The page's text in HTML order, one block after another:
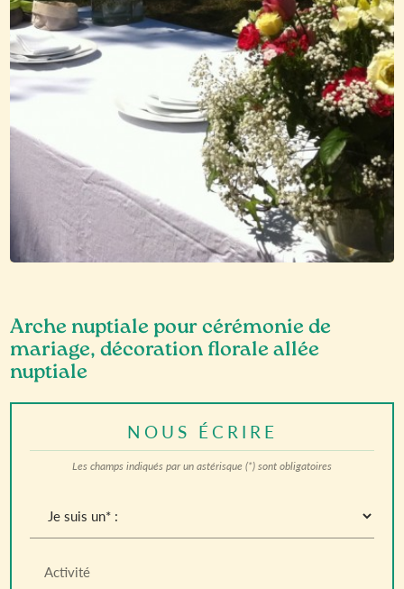
Arche nuptiale pour cérémonie de
mariage, décoration florale allée
nuptiale
NOUS ÉCRIRE
Les champs indiqués par un astérisque (*) sont obligatoires
Activité